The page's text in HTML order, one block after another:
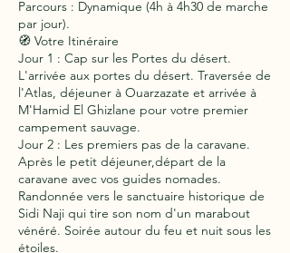
Parcours : Dynamique (4h à 4h30 de marche
par jour).
🧭 Votre Itinéraire
Jour 1 : Cap sur les Portes du désert.
L'arrivée aux portes du désert. Traversée de
l'Atlas, déjeuner à Ouarzazate et arrivée à
M'Hamid El Ghizlane pour votre premier
campement sauvage.
Jour 2 : Les premiers pas de la caravane.
Après le petit déjeuner,départ de la
caravane avec vos guides nomades.
Randonnée vers le sanctuaire historique de
Sidi Naji qui tire son nom d'un marabout
vénéré. Soirée autour du feu et nuit sous les
étoiles.